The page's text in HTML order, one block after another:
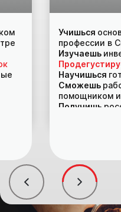
Учишься
профессии в
Изучаешь
Научишься
Сможешь
помощником
Получишь